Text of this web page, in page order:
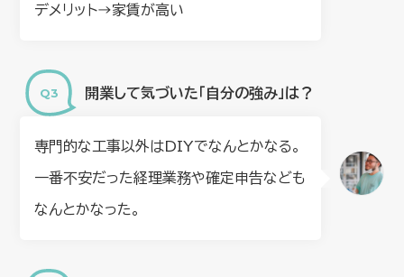
デメリット→家賃が高い
開業して気づいた「自分の強み」は？
専門的な工事以外はDIYでなんとかなる。
一番不安だった経理業務や確定申告なども
なんとかなった。